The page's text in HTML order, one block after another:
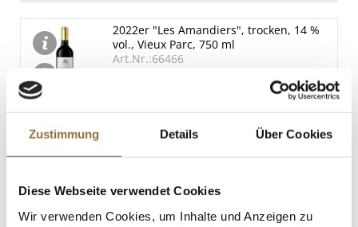
Zustimmung Details Über Cookies
Diese Webseite verwendet Cookies
Wir verwenden Cookies, um Inhalte und Anzeigen zu
LEBENSMITTELKENNZEICHNUNGEN
2022er "Les Amandiers", trocken, 14 %
vol., Vieux Parc, 750 ml
Art.Nr.:66466